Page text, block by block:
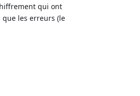
qui ont
que les erreurs (le